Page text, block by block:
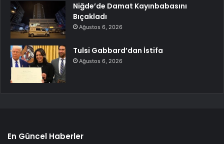
Niğde’de Damat Kayınbabasını
Bıçakladı
Ağustos 6, 2026
Tulsi Gabbard’dan İstifa
Ağustos 6, 2026
En Güncel Haberler